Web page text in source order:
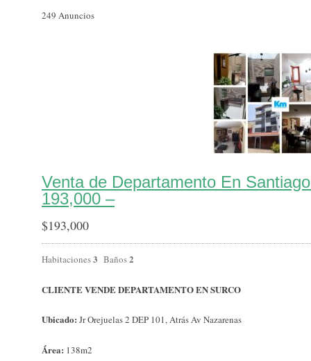
249 Anuncios
Venta de Departamento En
193,000 –
$193,000
Habitaciones3 Baños2
CLIENTE VENDE DEPARTAMENTO EN SURCO
Ubicado: Jr Orejuelas 2 DEP 101, Atrás Av Nazarenas
Área: 138m2